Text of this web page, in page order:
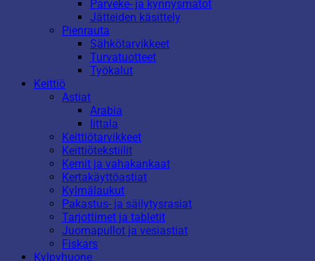
Parveke- ja kynnysmatot
Jätteiden käsittely
Pienrauta
Sähkötarvikkeet
Turvatuotteet
Työkalut
Keittiö
Astiat
Arabia
Iittala
Keittiötarvikkeet
Keittiötekstiilit
Kernit ja vahakankaat
Kertakäyttöastiat
Kylmälaukut
Pakastus- ja säilytysrasiat
Tarjottimet ja tabletit
Juomapullot ja vesiastiat
Fiskars
Kylpyhuone